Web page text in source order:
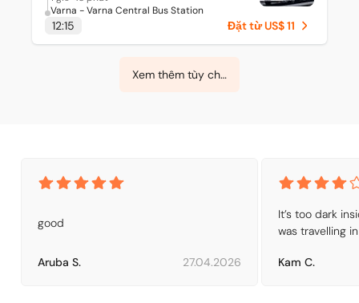
Varna - Varna Central Bus Station
12:15 Đặt từ US$ 11
Xem thêm tùy chọn
good
Aruba S. 27.04.2026
It’s too dark
was travelling
Kam C.